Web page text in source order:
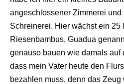
angeschlossener Zimmerei und
Schreinerei. Hier wächst ein 25
Riesenbambus, Guadua
genauso bauen wie damals auf
dass mein Vater heute den
bezahlen muss, denn das Zeug